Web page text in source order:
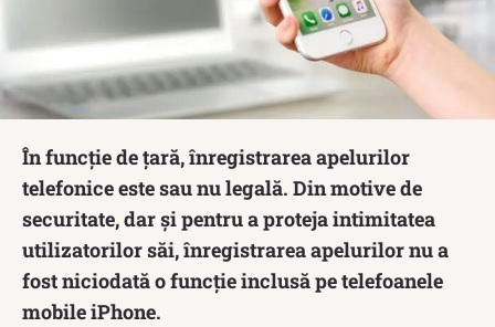
În funcție de țară, înregistrarea apelurilor
telefonice este sau nu legală. Din motive de
securitate, dar și pentru a proteja intimitatea
utilizatorilor săi, înregistrarea apelurilor nu a
fost niciodată o funcție inclusă pe telefoanele
mobile iPhone.